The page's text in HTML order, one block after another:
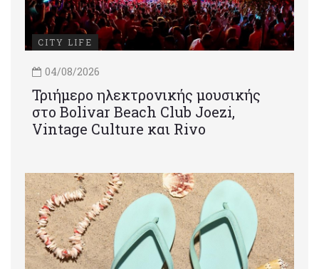
CITY LIFE
04/08/2026
Τριήμερο ηλεκτρονικής μουσικής
στο Bolivar Beach Club Joezi,
Vintage Culture και Rivo